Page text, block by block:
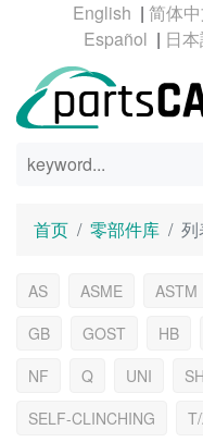
|
|
首页 零部件库 列
AS ASME ASTM
GB
GOST HB
NF
Q UNI SH
SELF-CLINCHING